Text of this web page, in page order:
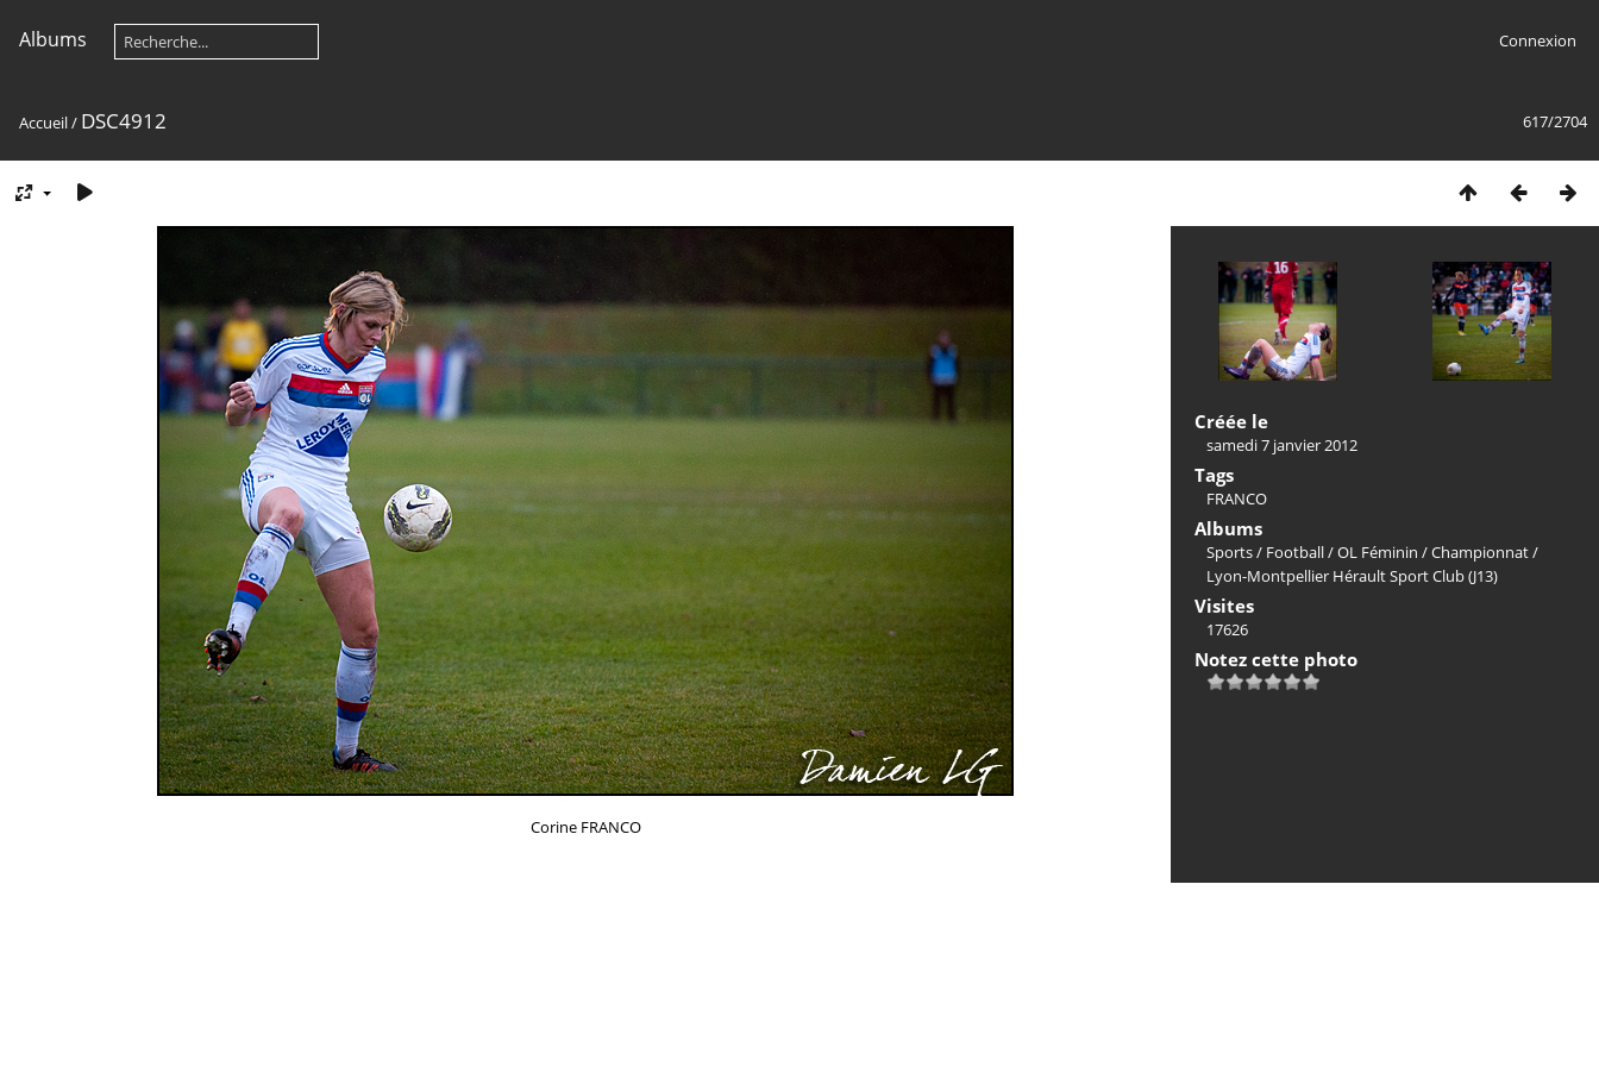
Albums Connexion
617/2704
Accueil/ DSC4912
Corine FRANCO
Créée le
samedi 7 janvier 2012
Tags
FRANCO
Albums
Sports/ Football/OL Féminin /Championnat/
Lyon-Montpellier Hérault Sport Club (J13)
Visites
17626
Notez cette photo